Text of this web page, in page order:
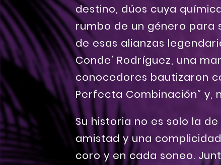
destino, dúos cuya
rumbo de un género para
de esas alianzas
Conde’ Rodríguez, una
conocedores bautizaron
Perfecta Combinación” y,
Su historia no es solo la
amistad y una
coro y en cada soneo.